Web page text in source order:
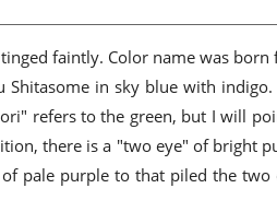
faintly. Color name was born
in sky blue with indigo.
refers to the green, but I will
there is a "two eye" of bright
pale purple to that piled the two